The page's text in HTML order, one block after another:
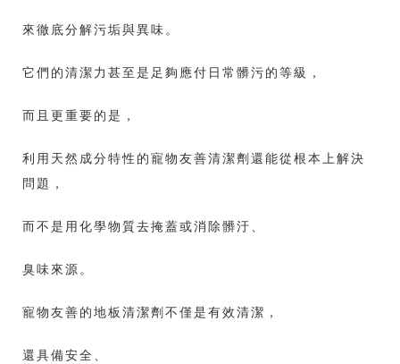
來徹底分解污垢與異味。
它們的清潔力甚至是足夠應付日常髒污的等級，
而且更重要的是，
利用天然成分特性的寵物友善清潔劑還能從根本上解決
問題，
而不是用化學物質去掩蓋或消除髒汙、
臭味來源。
寵物友善的地板清潔劑不僅是有效清潔，
還具備安全、